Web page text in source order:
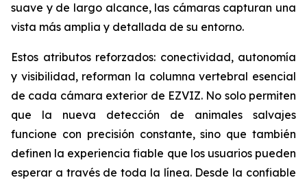
suave y de largo alcance, las cámaras capturan una
vista más amplia y detallada de su entorno.
Estos atributos reforzados: conectividad, autonomía
y visibilidad, reforman la columna vertebral esencial
de cada cámara exterior de EZVIZ. No solo permiten
que la nueva detección de animales salvajes
funcione con precisión constante, sino que también
definen la experiencia fiable que los usuarios pueden
esperar a través de toda la línea. Desde la confiable